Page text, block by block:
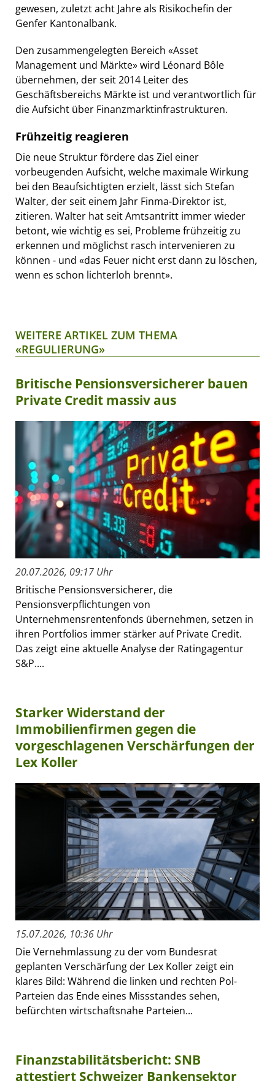
gewesen, zuletzt acht Jahre als Risikochefin der
Genfer Kantonalbank.
Den zusammengelegten Bereich «Asset
Management und Märkte» wird Léonard Bôle
übernehmen, der seit 2014 Leiter des
Geschäftsbereichs Märkte ist und verantwortlich für
die Aufsicht über Finanzmarktinfrastrukturen.
Frühzeitig reagieren
Die neue Struktur fördere das Ziel einer
vorbeugenden Aufsicht, welche maximale Wirkung
bei den Beaufsichtigten erzielt, lässt sich Stefan
Walter, der seit einem Jahr Finma-Direktor ist,
zitieren. Walter hat seit Amtsantritt immer wieder
betont, wie wichtig es sei, Probleme frühzeitig zu
erkennen und möglichst rasch intervenieren zu
können - und «das Feuer nicht erst dann zu löschen,
wenn es schon lichterloh brennt».
WEITERE ARTIKEL ZUM THEMA
«REGULIERUNG»
Britische Pensionsversicherer bauen
Private Credit massiv aus
20.07.2026, 09:17 Uhr
Britische Pensionsversicherer, die
Pensionsverpflichtungen von
Unternehmensrentenfonds übernehmen, setzen in
ihren Portfolios immer stärker auf Private Credit.
Das zeigt eine aktuelle Analyse der Ratingagentur
S&P....
Starker Widerstand der
Immobilienfirmen gegen die
vorgeschlagenen Verschärfungen der
Lex Koller
15.07.2026, 10:36 Uhr
Die Vernehmlassung zu der vom Bundesrat
geplanten Verschärfung der Lex Koller zeigt ein
klares Bild: Während die linken und rechten Pol-
Parteien das Ende eines Missstandes sehen,
befürchten wirtschaftsnahe Parteien...
Finanzstabilitätsbericht: SNB
attestiert Schweizer Bankensektor